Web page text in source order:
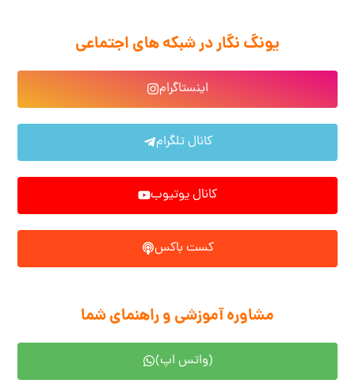
یونگ نگار در شبکه های اجتماعی
اینستاگرام
کانال تلگرام
کانال یوتیوب
کست باکس
مشاوره آموزشی و راهنمای شما
(واتس اپ)